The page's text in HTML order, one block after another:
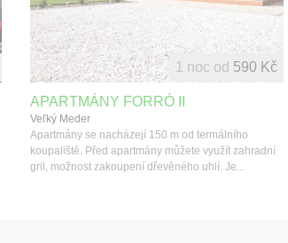
APARTMÁNY FORRÓ II
Veľký Meder
Apartmány se nacházejí 150 m od termálního
koupaliště. Před apartmány můžete využít zahradní
gril, možnost zakoupení dřevěného uhlí. Je...
1 noc od 590 Kč